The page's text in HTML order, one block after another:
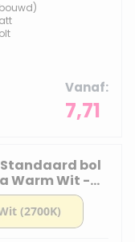
Vanaf
7,71
bol
Warm Wit -